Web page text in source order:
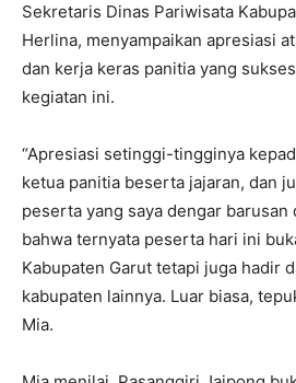
Sekretaris Dinas Pariwisata
Herlina, menyampaikan apresiasi
dan kerja keras panitia yang
kegiatan ini.
“Apresiasi setinggi-tingginya
ketua panitia beserta jajaran, dan
peserta yang saya dengar barusan
bahwa ternyata peserta hari ini
Kabupaten Garut tetapi juga hadir
kabupaten lainnya. Luar biasa,
Mia.